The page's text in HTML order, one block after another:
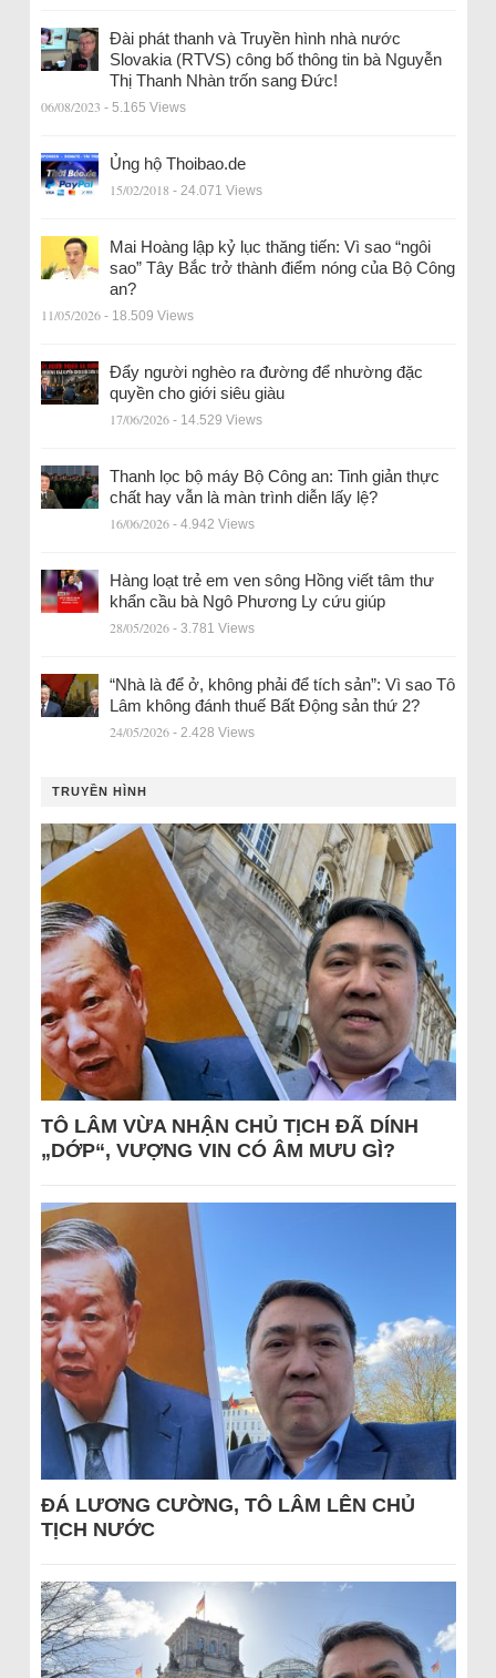
Đài phát thanh và Truyền hình nhà nước
Slovakia (RTVS) công bố thông tin bà Nguyễn
Thị Thanh Nhàn trốn sang Đức!
06/08/2023 - 5.165 Views
Ủng hộ Thoibao.de
15/02/2018 - 24.071 Views
Mai Hoàng lập kỷ lục thăng tiến: Vì sao “ngôi
sao” Tây Bắc trở thành điểm nóng của Bộ Công
an?
11/05/2026 - 18.509 Views
Đẩy người nghèo ra đường để nhường đặc
quyền cho giới siêu giàu
17/06/2026 - 14.529 Views
Thanh lọc bộ máy Bộ Công an: Tinh giản thực
chất hay vẫn là màn trình diễn lấy lệ?
16/06/2026 - 4.942 Views
Hàng loạt trẻ em ven sông Hồng viết tâm thư
khẩn cầu bà Ngô Phương Ly cứu giúp
28/05/2026 - 3.781 Views
“Nhà là để ở, không phải để tích sản”: Vì sao Tô
Lâm không đánh thuế Bất Động sản thứ 2?
24/05/2026 - 2.428 Views
TRUYỀN HÌNH
TÔ LÂM VỪA NHẬN CHỦ TỊCH ĐÃ DÍNH
„DỚP“, VƯỢNG VIN CÓ ÂM MƯU GÌ?
ĐÁ LƯƠNG CƯỜNG, TÔ LÂM LÊN CHỦ
TỊCH NƯỚC